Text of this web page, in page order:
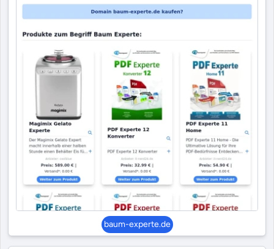
baum-experte.de